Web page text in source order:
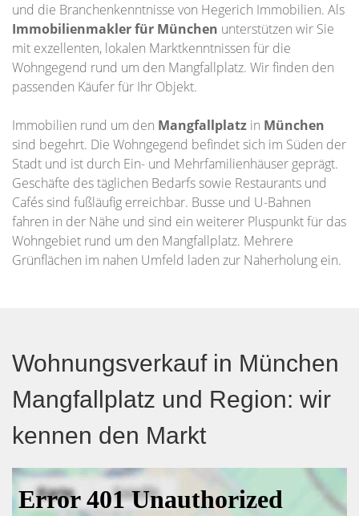
und die Branchenkenntnisse von Hegerich Immobilien. Als
Immobilienmakler für München unterstützen wir Sie
mit exzellenten, lokalen Marktkenntnissen für die
Wohngegend rund um den Mangfallplatz. Wir finden den
passenden Käufer für Ihr Objekt.
Immobilien rund um den Mangfallplatz in München
sind begehrt. Die Wohngegend befindet sich im Süden der
Stadt und ist durch Ein- und Mehrfamilienhäuser geprägt.
Geschäfte des täglichen Bedarfs sowie Restaurants und
Cafés sind fußläufig erreichbar. Busse und U-Bahnen
fahren in der Nähe und sind ein weiterer Pluspunkt für das
Wohngebiet rund um den Mangfallplatz. Mehrere
Grünflächen im nahen Umfeld laden zur Naherholung ein.
Wohnungsverkauf in München
Mangfallplatz und Region: wir
kennen den Markt